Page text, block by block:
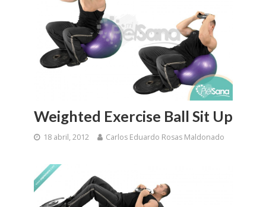
Weighted Exercise Ball Sit Up
18 abril, 2012 Carlos Eduardo Rosas Maldonado